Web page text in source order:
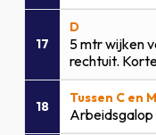
17
D
5 mtr wijken
rechtuit.
18
Tussen C en M
Arbeidsgalop